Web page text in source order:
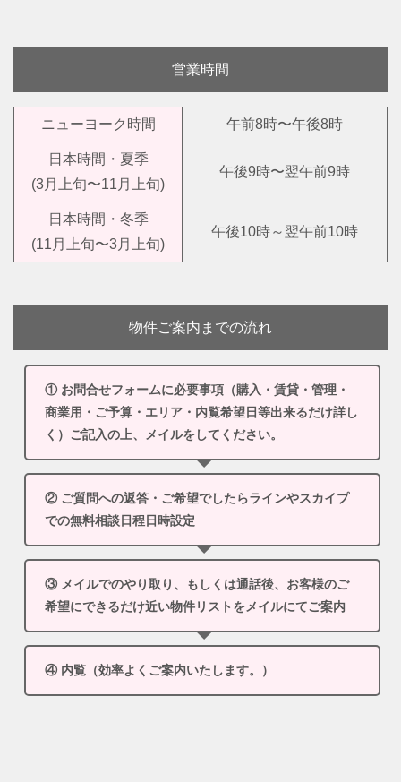
営業時間
ニューヨーク時間 午前8時〜午後8時
日本時間・夏季
(3月上旬〜11月上旬)
午後9時〜翌午前9時
日本時間・冬季
(11月上旬〜3月上旬)
午後10時～翌午前10時
物件ご案内までの流れ
① お問合せフォームに必要事項（購入・賃貸・管理・
商業用・ご予算・エリア・内覧希望日等出来るだけ詳し
く）ご記入の上、メイルをしてください。
② ご質問への返答・ご希望でしたらラインやスカイプ
での無料相談日程日時設定
③ メイルでのやり取り、もしくは通話後、お客様のご
希望にできるだけ近い物件リストをメイルにてご案内
④ 内覧（効率よくご案内いたします。）